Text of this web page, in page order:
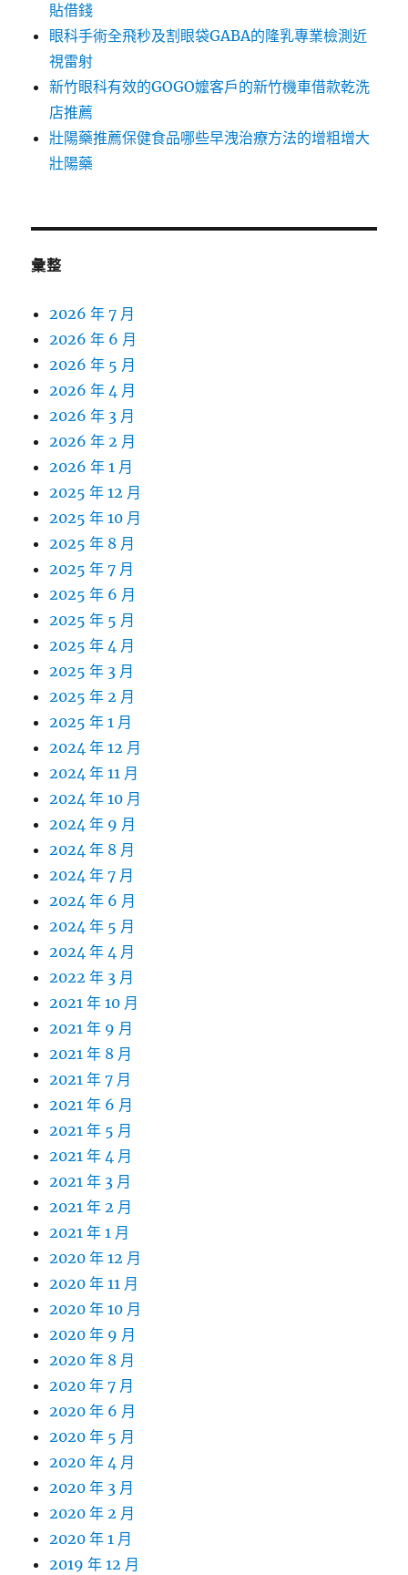
貼借錢
眼科手術全飛秒及割眼袋GABA的隆乳專業檢測近
視雷射
新竹眼科有效的GOGO嬤客戶的新竹機車借款乾洗
店推薦
壯陽藥推薦保健食品哪些早洩治療方法的增粗增大
壯陽藥
彙整
2026 年 7 月
2026 年 6 月
2026 年 5 月
2026 年 4 月
2026 年 3 月
2026 年 2 月
2026 年 1 月
2025 年 12 月
2025 年 10 月
2025 年 8 月
2025 年 7 月
2025 年 6 月
2025 年 5 月
2025 年 4 月
2025 年 3 月
2025 年 2 月
2025 年 1 月
2024 年 12 月
2024 年 11 月
2024 年 10 月
2024 年 9 月
2024 年 8 月
2024 年 7 月
2024 年 6 月
2024 年 5 月
2024 年 4 月
2022 年 3 月
2021 年 10 月
2021 年 9 月
2021 年 8 月
2021 年 7 月
2021 年 6 月
2021 年 5 月
2021 年 4 月
2021 年 3 月
2021 年 2 月
2021 年 1 月
2020 年 12 月
2020 年 11 月
2020 年 10 月
2020 年 9 月
2020 年 8 月
2020 年 7 月
2020 年 6 月
2020 年 5 月
2020 年 4 月
2020 年 3 月
2020 年 2 月
2020 年 1 月
2019 年 12 月